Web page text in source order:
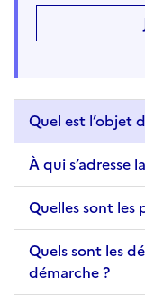
Quel est l’objet
À qui s’adresse
Quelles sont les
Quels sont les
démarche ?